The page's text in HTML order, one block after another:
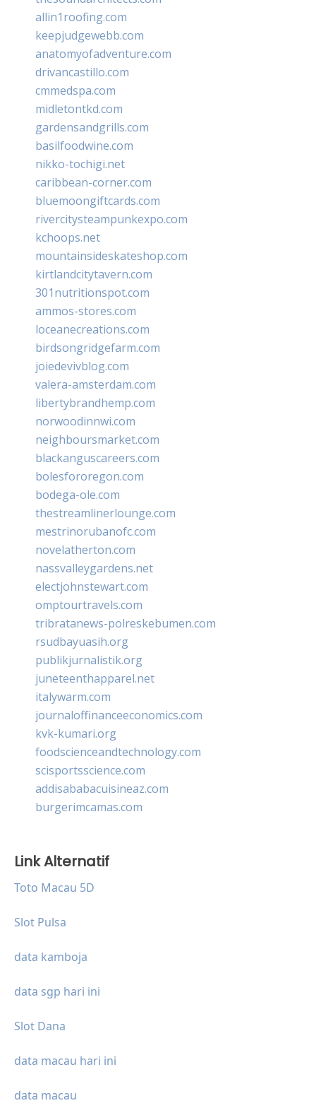
allin1roofing.com
keepjudgewebb.com
anatomyofadventure.com
drivancastillo.com
cmmedspa.com
midletontkd.com
gardensandgrills.com
basilfoodwine.com
nikko-tochigi.net
caribbean-corner.com
bluemoongiftcards.com
rivercitysteampunkexpo.com
kchoops.net
mountainsideskateshop.com
kirtlandcitytavern.com
301nutritionspot.com
ammos-stores.com
loceanecreations.com
birdsongridgefarm.com
joiedevivblog.com
valera-amsterdam.com
libertybrandhemp.com
norwoodinnwi.com
neighboursmarket.com
blackanguscareers.com
bolesfororegon.com
bodega-ole.com
thestreamlinerlounge.com
mestrinorubanofc.com
novelatherton.com
nassvalleygardens.net
electjohnstewart.com
omptourtravels.com
tribratanews-polreskebumen.com
rsudbayuasih.org
publikjurnalistik.org
juneteenthapparel.net
italywarm.com
journaloffinanceeconomics.com
kvk-kumari.org
foodscienceandtechnology.com
scisportsscience.com
addisababacuisineaz.com
burgerimcamas.com
Link Alternatif
Toto Macau 5D
Slot Pulsa
data kamboja
data sgp hari ini
Slot Dana
data macau hari ini
data macau